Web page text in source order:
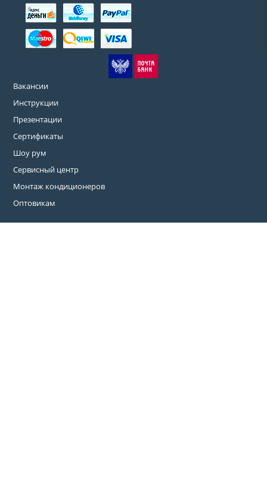
Вакансии
Инструкции
Презентации
Сертификаты
Шоу рум
Сервисный центр
Монтаж кондиционеров
Оптовикам